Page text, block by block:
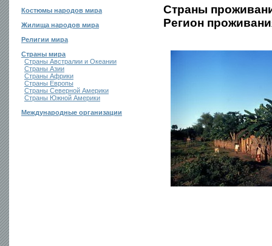
Костюмы народов мира
Жилища народов мира
Религии мира
Страны мира
Страны Австралии и Океании
Страны Азии
Страны Африки
Страны Европы
Страны Северной Америки
Страны Южной Америки
Международные организации
Страны
Регион